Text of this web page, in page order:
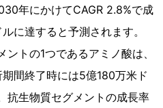
年にかけてCAGR 2.8%で成
に達すると予測されます。
トの1つであるアミノ酸は、
間終了時には5億180万米ド
抗生物質セグメントの成長率